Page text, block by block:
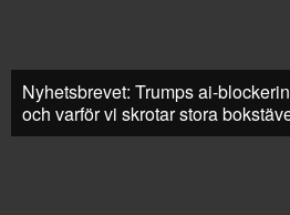
Nyhetsbrevet: Trumps ai-
och varför vi skrotar stora